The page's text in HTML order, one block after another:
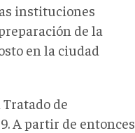
instituciones
de la
en la ciudad
de
A partir de entonces